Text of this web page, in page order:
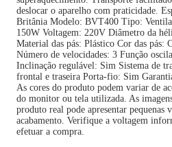
deslocar o aparelho com praticidade.
Britânia Modelo: BVT400 Tipo:
150W Voltagem: 220V Diâmetro da
Material das pás: Plástico Cor das pás:
Número de velocidades: 3 Função
Inclinação regulável: Sim Sistema de
frontal e traseira Porta-fio: Sim
As cores do produto podem variar de
do monitor ou tela utilizada. As
produto real pode apresentar pequenas
acabamento. Verifique a voltagem
efetuar a compra.